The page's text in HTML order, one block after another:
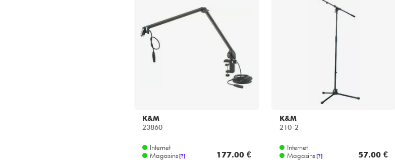
K&M
23860
Internet
Magasins[?] 177.00 €
K&M
210-2
Internet
Magasins [?] 57.00 €